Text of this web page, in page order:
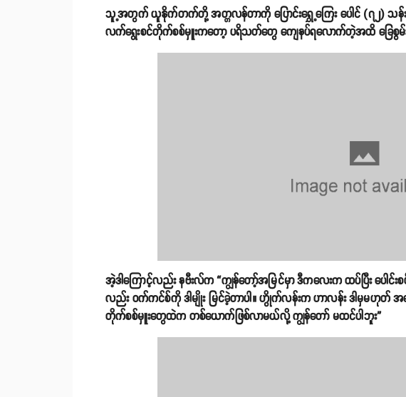
သူ့အတွက် ယူနိုက်တက်တို့ အတ္တလန်တာကို ပြောင်းရွှေ့ကြေး ပေါင် (၇၂) သန်း
လက်ရွေးစင်တိုက်စစ်မှူးကတော့ ပရိသတ်တွေ ကျေနပ်ရလောက်တဲ့အထိ ခြေစွမ်း
အဲ့ဒါကြောင့်လည်း နဗီးလ်က “ကျွန်တော့်အမြင်မှာ ဒီကလေးက ထပ်ပြီး ပေါ
လည်း ဝက်ကင်စ်ကို ဒါမျိုး မြင်ခဲ့တာပါ။ ဟွိုက်လန်းက ဟာလန်း ဒါမှမဟုတ် အဂွ
တိုက်စစ်မှူးတွေထဲက တစ်ယောက်ဖြစ်လာမယ်လို့ ကျွန်တော် မထင်ပါဘူး”